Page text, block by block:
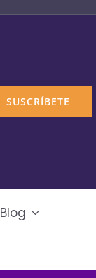
SUSCRÍBETE
Blog